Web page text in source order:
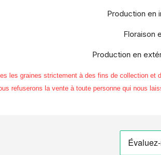
Production en
Floraison
Production en
les graines strictement à des fins de collection
refuserons la vente à toute personne qui nous